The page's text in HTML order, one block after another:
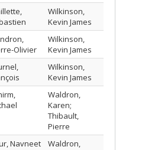
Wilkinson,
Kevin James
Olivier
Wilkinson,
Kevin James
Wilkinson,
Kevin James
Waldron,
Karen;
Thibault,
Pierre
Navneet
Waldron,